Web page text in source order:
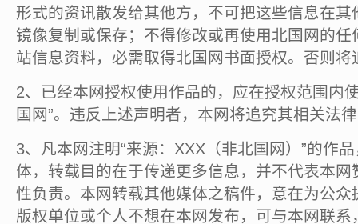
形式的资讯散发给其他方，不可把这些信息在
镜像复制或保存；不得修改或再使用北国网的
站信息资料，必需取得北国网书面授权。否则将
2、已经本网授权使用作品的，应在授权范围内
国网”。违反上述声明者，本网将追究其相关法
3、凡本网注明“来源：XXX（非北国网）”的作
体，转载目的在于传递更多信息，并不代表本
性负责。本网转载其他媒体之稿件，意在为公
版权单位或个人不想在本网发布，可与本网联